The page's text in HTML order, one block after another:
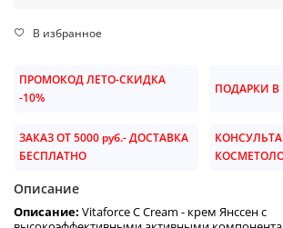
В избранное
ПРОМОКОД ЛЕТО-СКИДКА
-10%
ПОДАРКИ
ЗАКАЗ ОТ 5000 руб.- ДОСТАВКА
БЕСПЛАТНО
Описание
Описание: Vitaforce C Cream - крем Янссенс